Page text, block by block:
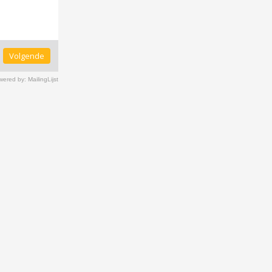
Volgende
by: MailingLijst